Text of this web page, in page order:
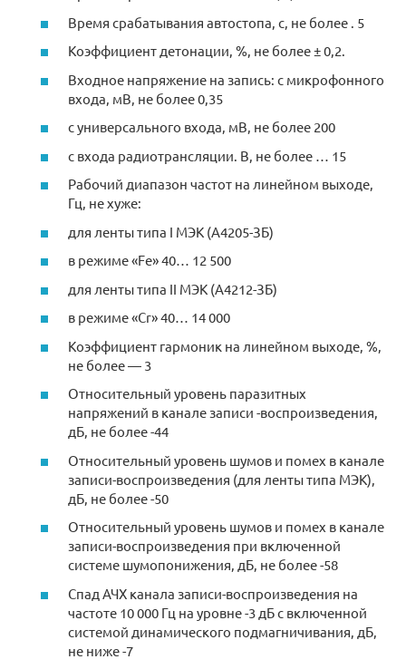
Время срабатывания автостопа, с, не более . 5
Коэффициент детонации, %, не более ± 0,2.
Входное напряжение на запись: с микрофонного
входа, мВ, не более 0,35
с универсального входа, мВ, не более 200
с входа радиотрансляции. В, не более … 15
Рабочий диапазон частот на линейном выходе,
Гц, не хуже:
для ленты типа I МЭК (А4205-ЗБ)
в режиме «Fe» 40… 12 500
для ленты типа II МЭК (А4212-ЗБ)
в режиме «Cr» 40… 14 000
Коэффициент гармоник на линейном выходе, %,
не более — 3
Относительный уровень паразитных
напряжений в канале записи -воспроизведения,
дБ, не более -44
Относительный уровень шумов и помех в канале
записи-воспроизведения (для ленты типа МЭК),
дБ, не более -50
Относительный уровень шумов и помех в канале
записи-воспроизведения при включенной
системе шумопонижения, дБ, не более -58
Спад АЧХ канала записи-воспроизведения на
частоте 10 000 Гц на уровне -3 дБ с включенной
системой динамического подмагничивания, дБ,
не ниже -7